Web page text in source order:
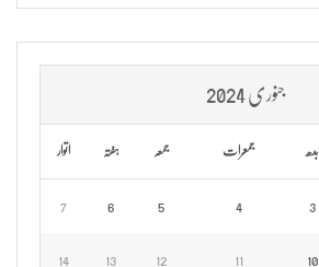
جنوری 2024
بدھ جمعرات جمعہ ہفتہ اتوار
3
4
5
6
7
10
11
12
13
14